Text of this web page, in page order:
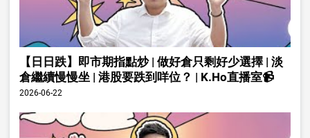
【日日跌】即市期指點炒 | 做好倉只剩好少選擇 | 淡
倉繼續慢慢坐 | 港股要跌到咩位？ | K.Ho直播室📹
2026-06-22